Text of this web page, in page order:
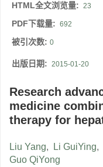
HTML全文浏览量: 23
PDF下载量: 692
被引次数: 0
出版日期: 2015-01-20
Research
medicine
therapy for
Liu Yang, Li GuiYing,
Guo QiYong